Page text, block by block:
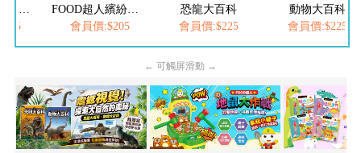
會員價:$205
恐龍大百科
會員價:$225
動物大百科
會員價:$225
← 可觸屏滑動 →